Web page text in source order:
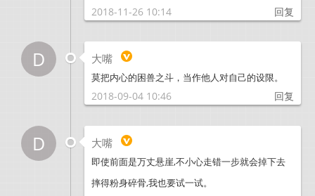
2018-11-26 10:14 回复
D 大嘴
莫把内心的困兽之斗，当作他人对自己的设限。
2018-09-04 10:46 回复
D 大嘴
即使前面是万丈悬崖,不小心走错一步就会掉下去
摔得粉身碎骨,我也要试一试。